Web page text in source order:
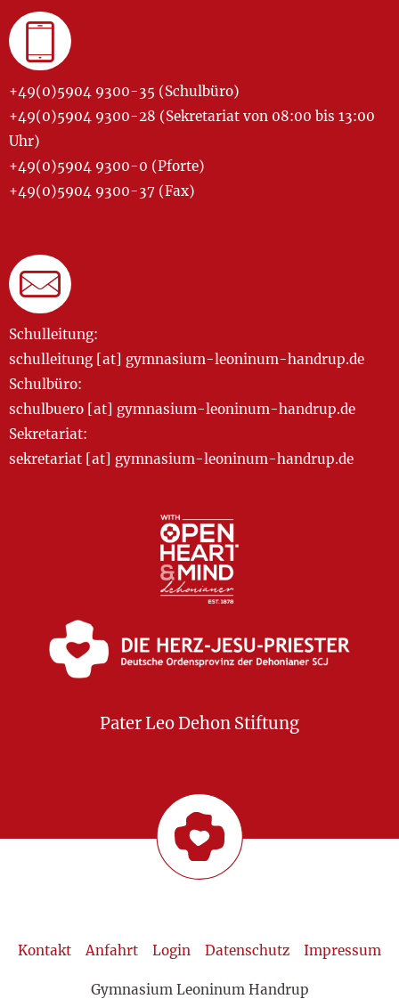
+49(0)5904 9300-35 (Schulbüro)
+49(0)5904 9300-28 (Sekretariat von 08:00 bis 13:00
Uhr)
+49(0)5904 9300-0 (Pforte)
+49(0)5904 9300-37 (Fax)
Schulleitung:
schulleitung [at] gymnasium-leoninum-handrup.de
Schulbüro:
schulbuero [at] gymnasium-leoninum-handrup.de
Sekretariat:
sekretariat [at] gymnasium-leoninum-handrup.de
Pater Leo Dehon Stiftung
Kontakt Anfahrt Login Datenschutz Impressum
Gymnasium Leoninum Handrup